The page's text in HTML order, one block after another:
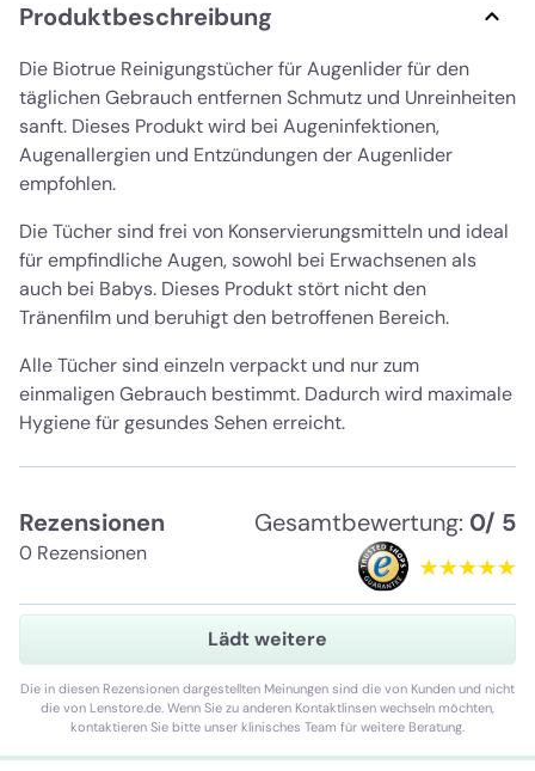
Produktbeschreibung
Die Biotrue Reinigungstücher für Augenlider für den
täglichen Gebrauch entfernen Schmutz und Unreinheiten
sanft. Dieses Produkt wird bei Augeninfektionen,
Augenallergien und Entzündungen der Augenlider
empfohlen.
Die Tücher sind frei von Konservierungsmitteln und ideal
für empfindliche Augen, sowohl bei Erwachsenen als
auch bei Babys. Dieses Produkt stört nicht den
Tränenfilm und beruhigt den betroffenen Bereich.
Alle Tücher sind einzeln verpackt und nur zum
einmaligen Gebrauch bestimmt. Dadurch wird maximale
Hygiene für gesundes Sehen erreicht.
Rezensionen
0 Rezensionen
Gesamtbewertung: 0/ 5
Lädt weitere
Die in diesen Rezensionen dargestellten Meinungen sind die von Kunden und nicht
die von Lenstore.de. Wenn Sie zu anderen Kontaktlinsen wechseln möchten,
kontaktieren Sie bitte unser klinisches Team für weitere Beratung.